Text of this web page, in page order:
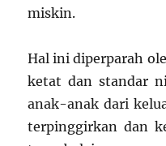
miskin.
Hal ini diperparah
ketat dan standar
anak-anak dari
terpinggirkan dan